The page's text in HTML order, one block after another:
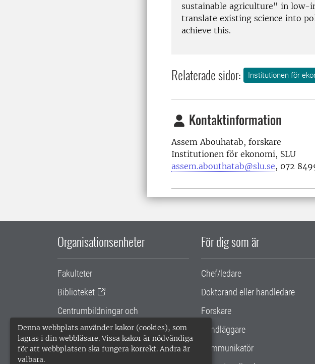
Denna webbplats använder kakor (cookies), som
lagras i din webbläsare. Vissa kakor är nödvändiga
för att webbplatsen ska fungera korrekt. Andra är
valbara.
sustainable agriculture" in low-
translate existing science into
achieve this.
Relaterade sidor: Institutionen för
Kontaktinformation
Assem Abouhatab, forskare
Institutionen för ekonomi, SLU
assem.abouthatab@slu.se, 072
Organisationsenheter
Fakulteter
Biblioteket
Centrumbildningar och
samarbetsprojekt
Gemensamma verksamhetsstödet
För dig som är
Chef/ledare
Doktorand eller handledare
Forskare
Handläggare
Kommunikatör